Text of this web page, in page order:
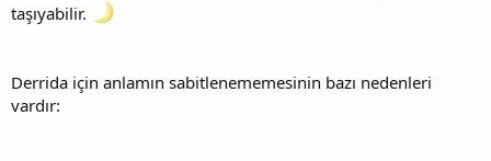
taşıyabilir.
Derrida için anlamın sabitlenememesinin bazı nedenleri
vardır: